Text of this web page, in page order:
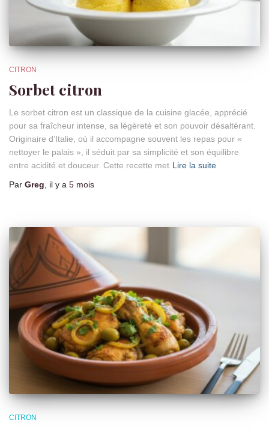
CITRON
Sorbet citron
Le sorbet citron est un classique de la cuisine glacée, apprécié
pour sa fraîcheur intense, sa légèreté et son pouvoir désaltérant.
Originaire d’Italie, où il accompagne souvent les repas pour «
nettoyer le palais », il séduit par sa simplicité et son équilibre
entre acidité et douceur. Cette recette met Lire la suite
Par Greg , il y a 5 mois
CITRON